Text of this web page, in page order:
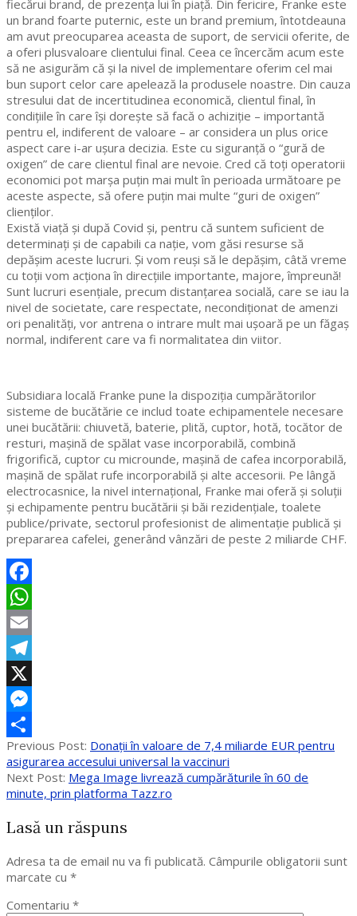
fiecărui brand, de prezența lui în piață. Din fericire, Franke este
un brand foarte puternic, este un brand premium, întotdeauna
am avut preocuparea aceasta de suport, de servicii oferite, de
a oferi plusvaloare clientului final. Ceea ce încercăm acum este
să ne asigurăm că și la nivel de implementare oferim cel mai
bun suport celor care apelează la produsele noastre. Din cauza
stresului dat de incertitudinea economică, clientul final, în
condițiile în care își dorește să facă o achiziție – importantă
pentru el, indiferent de valoare – ar considera un plus orice
aspect care i-ar ușura decizia. Este cu siguranță o “gură de
oxigen” de care clientul final are nevoie. Cred că toți operatorii
economici pot marșa puțin mai mult în perioada următoare pe
aceste aspecte, să ofere puțin mai multe “guri de oxigen”
clienților.
Există viață și după Covid și, pentru că suntem suficient de
determinați și de capabili ca nație, vom găsi resurse să
depășim aceste lucruri. Și vom reuși să le depășim, câtă vreme
cu toții vom acționa în direcțiile importante, majore, împreună!
Sunt lucruri esențiale, precum distanțarea socială, care se iau la
nivel de societate, care respectate, necondiționat de amenzi
ori penalități, vor antrena o intrare mult mai ușoară pe un făgaș
normal, indiferent care va fi normalitatea din viitor.
Subsidiara locală Franke pune la dispoziția cumpărătorilor
sisteme de bucătărie ce includ toate echipamentele necesare
unei bucătării: chiuvetă, baterie, plită, cuptor, hotă, tocător de
resturi, maşină de spălat vase incorporabilă, combină
frigorifică, cuptor cu microunde, mașină de cafea incorporabilă,
mașină de spălat rufe incorporabilă şi alte accesorii. Pe lângă
electrocasnice, la nivel internațional, Franke mai oferă și soluții
și echipamente pentru bucătării și băi rezidențiale, toalete
publice/private, sectorul profesionist de alimentație publică și
prepararea cafelei, generând vânzări de peste 2 miliarde CHF.
Facebook
WhatsApp
Email
Telegram
X
Messenger
Partajează
2020-
05-
05
Previous Post: Donații în valoare de 7,4 miliarde EUR pentru
asigurarea accesului universal la vaccinuri
Next Post: Mega Image livrează cumpărăturile în 60 de
minute, prin platforma Tazz.ro
Lasă un răspuns
Adresa ta de email nu va fi publicată. Câmpurile obligatorii sunt
marcate cu *
Comentariu *